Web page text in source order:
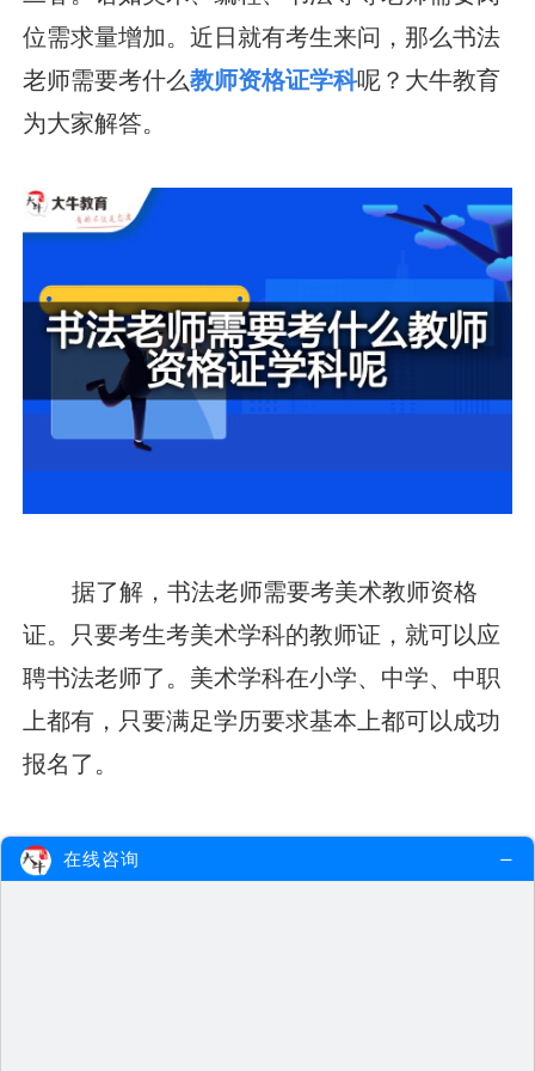
位需求量增加。近日就有考生来问，那么书法
老师需要考什么教师资格证学科呢？大牛教育
为大家解答。
据了解，书法老师需要考美术教师资格
证。只要考生考美术学科的教师证，就可以应
聘书法老师了。美术学科在小学、中学、中职
上都有，只要满足学历要求基本上都可以成功
报名了。
教师资格证考试学历要求为：
在线咨询